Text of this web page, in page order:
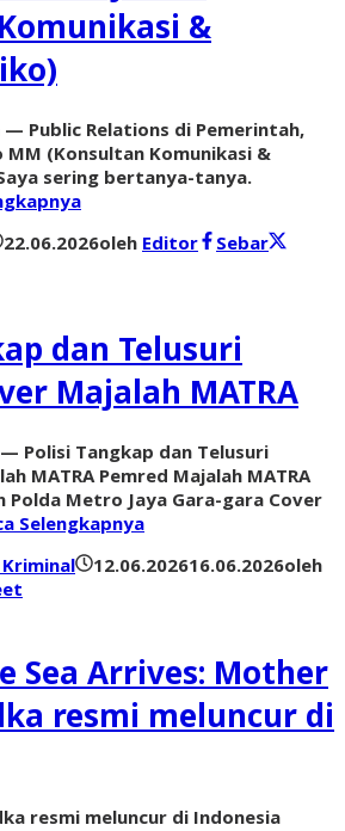
&
Public Relations di Pemerintah,
MM (Konsultan Komunikasi &
sering bertanya-tanya.
22.06.2026oleh Editor
Sebar
dan Telusuri
Majalah MATRA
Polisi Tangkap dan Telusuri
MATRA Pemred Majalah MATRA
Polda Metro Jaya Gara-gara Cover
Selengkapnya
12.06.202616.06.2026oleh
Sea Arrives: Mother
resmi meluncur di
resmi meluncur di Indonesia